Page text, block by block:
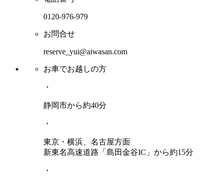
0120-976-979
お問合せ
reserve_yui@aiwasan.com
お車でお越しの方
・
静岡市から約40分
・
東京・横浜、名古屋方面
新東名高速道路「島田金谷IC」から約15分
・